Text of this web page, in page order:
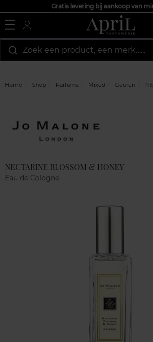
Gratis levering bij aankoop van
Zoek een product, een merk…...
Home Shop Parfums Mixed Geuren
NECTARINE BLOSSOM & HONEY
Eau de Cologne